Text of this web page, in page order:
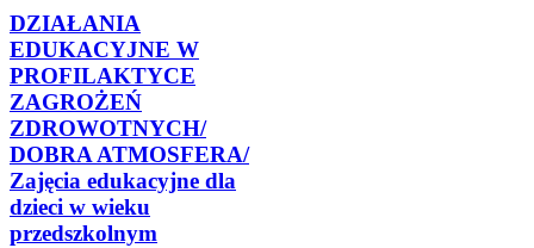
DZIAŁANIA
EDUKACYJNE W
PROFILAKTYCE
ZAGROŻEŃ
ZDROWOTNYCH/
DOBRA ATMOSFERA/
Zajęcia edukacyjne dla
dzieci w wieku
przedszkolnym